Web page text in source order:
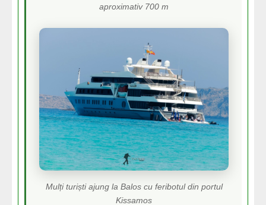
aproximativ 700 m
Mulți turiști ajung la Balos cu feribotul din portul
Kissamos